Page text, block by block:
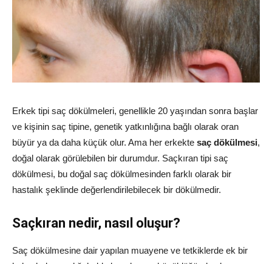
Erkek tipi saç dökülmeleri, genellikle 20 yaşından sonra başlar
ve kişinin saç tipine, genetik yatkınlığına bağlı olarak oran
büyür ya da daha küçük olur. Ama her erkekte saç dökülmesi,
doğal olarak görülebilen bir durumdur. Saçkıran tipi saç
dökülmesi, bu doğal saç dökülmesinden farklı olarak bir
hastalık şeklinde değerlendirilebilecek bir dökülmedir.
Saçkıran nedir, nasıl oluşur?
Saç dökülmesine dair yapılan muayene ve tetkiklerde ek bir